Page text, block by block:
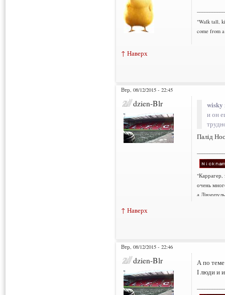
"Walk tall,
come from
↑ Наверх
Втр, 08/12/2015 - 22:45
dzien-Blr wisky
и он
Палід
"Каррагер,
очень
а
↑ Наверх
Втр, 08/12/2015 - 22:46
dzien-Blr
А по
І люди и